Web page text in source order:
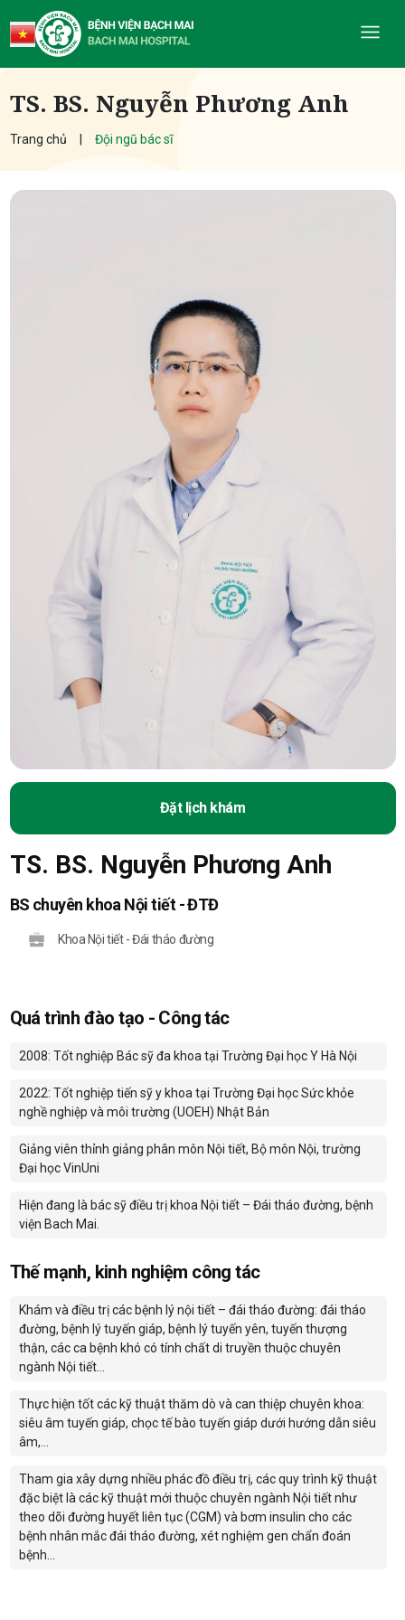
TS. BS. Nguyễn Phương Anh
Trang chủ Đội ngũ bác sĩ
Đặt lịch khám
TS. BS. Nguyễn Phương Anh
BS chuyên khoa Nội tiết - ĐTĐ
Khoa Nội tiết - Đái tháo đường
Quá trình đào tạo - Công tác
2008: Tốt nghiệp Bác sỹ đa khoa tại Trường Đại học Y Hà Nội
2022: Tốt nghiệp tiến sỹ y khoa tại Trường Đại học Sức khỏe
nghề nghiệp và môi trường (UOEH) Nhật Bản
Giảng viên thỉnh giảng phân môn Nội tiết, Bộ môn Nội, trường
Đại học VinUni
Hiện đang là bác sỹ điều trị khoa Nội tiết – Đái tháo đường, bệnh
viện Bach Mai.
Thế mạnh, kinh nghiệm công tác
Khám và điều trị các bệnh lý nội tiết – đái tháo đường: đái tháo
đường, bệnh lý tuyến giáp, bệnh lý tuyến yên, tuyến thượng
thận, các ca bệnh khó có tính chất di truyền thuộc chuyên
ngành Nội tiết…
Thực hiện tốt các kỹ thuật thăm dò và can thiệp chuyên khoa:
siêu âm tuyến giáp, chọc tế bào tuyến giáp dưới hướng dẫn siêu
âm,…
Tham gia xây dựng nhiều phác đồ điều trị, các quy trình kỹ thuật
đặc biệt là các kỹ thuật mới thuộc chuyên ngành Nội tiết như
theo dõi đường huyết liên tục (CGM) và bơm insulin cho các
bệnh nhân mắc đái tháo đường, xét nghiệm gen chẩn đoán
bệnh…